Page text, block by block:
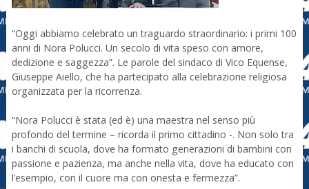
“Oggi abbiamo celebrato un traguardo straordinario: i primi 100
anni di Nora Polucci. Un secolo di vita speso con amore,
dedizione e saggezza”. Le parole del sindaco di Vico Equense,
Giuseppe Aiello, che ha partecipato alla celebrazione religiosa
organizzata per la ricorrenza.
“Nora Polucci è stata (ed è) una maestra nel senso più
profondo del termine – ricorda il primo cittadino -. Non solo tra
i banchi di scuola, dove ha formato generazioni di bambini con
passione e pazienza, ma anche nella vita, dove ha educato con
l’esempio, con il cuore ma con onesta e fermezza”.